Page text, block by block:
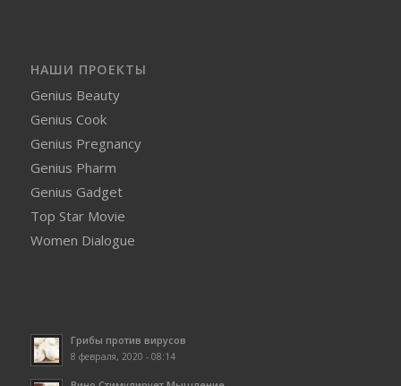
НАШИ ПРОЕКТЫ
Genius Beauty
Genius Cook
Genius Pregnancy
Genius Pharm
Genius Gadget
Top Star Movie
Women Dialogue
Грибы против вирусов
8 февраля, 2020 - 08:14